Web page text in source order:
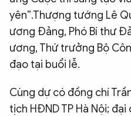
yên”.Thượng tướng Lê
ương Đảng, Phó Bí thư
ương, Thứ trưởng Bộ
đạo tại buổi lễ.
Cùng dự có đồng chí
tịch HĐND TP Hà Nội;